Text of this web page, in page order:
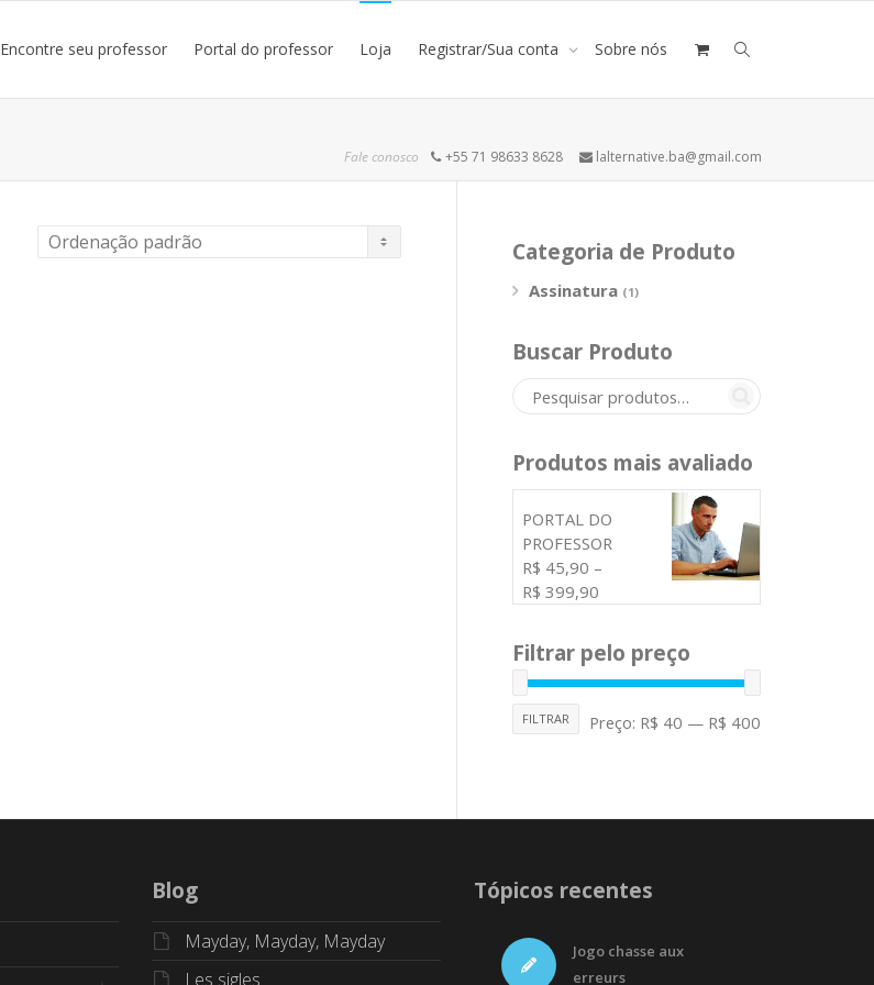
Encontre seu professor Portal do professor Loja Registrar/Sua conta Sobre nós
Fale conosco +55 71 98633 8628 lalternative.ba@gmail.com
Categoria de Produto
Assinatura (1)
Buscar Produto
Produtos mais avaliado
PORTAL DO
PROFESSOR
R$ 45,90 –
R$ 399,90
Filtrar pelo preço
FILTRAR Preço: R$ 40 — R$ 400
Blog
Mayday, Mayday, Mayday
Les sigles
Tópicos recentes
Jogo chasse aux
erreurs